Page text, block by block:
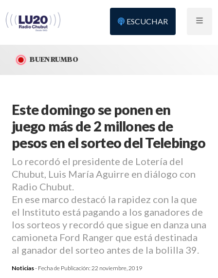
ESCUCHAR
BUEN RUMBO
Este domingo se ponen en
juego más de 2 millones de
pesos en el sorteo del Telebingo
Lo recordó el presidente de Lotería del
Chubut, Luis María Aguirre en diálogo con
Radio Chubut.
En ese marco destacó la rapidez con la que
el Instituto está pagando a los ganadores de
los sorteos y recordó que sigue en danza una
camioneta Ford Ranger que está destinada
al ganador del sorteo antes de la bolilla 39.
Noticias- Fecha de Publicación: 22 noviembre, 2019